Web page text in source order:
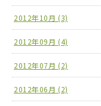
2012年10月 (3)
2012年09月 (4)
2012年07月 (2)
2012年06月 (2)